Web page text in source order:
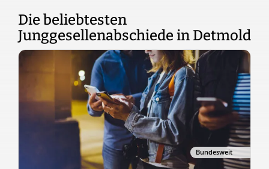
Die beliebtesten
Junggesellenabschiede in Detmold
Bundesweit